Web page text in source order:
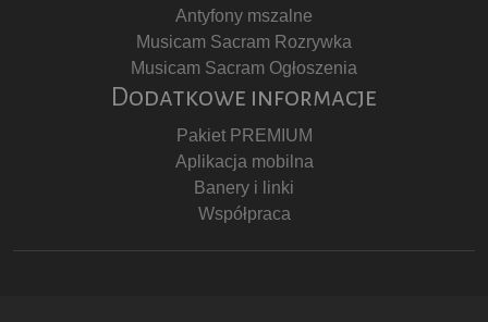
Antyfony mszalne
Musicam Sacram Rozrywka
Musicam Sacram Ogłoszenia
Dodatkowe informacje
Pakiet PREMIUM
Aplikacja mobilna
Banery i linki
Współpraca